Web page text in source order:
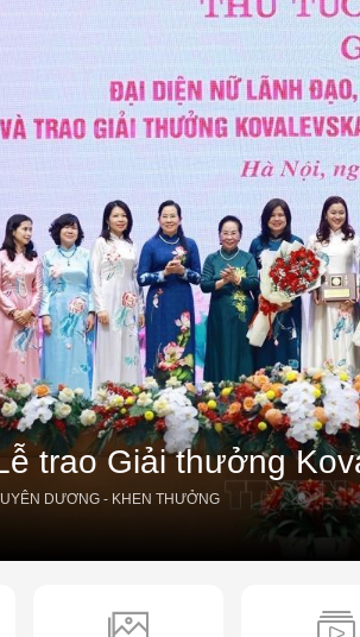
trao Giải thưởng
DƯƠNG - KHEN THƯỞNG